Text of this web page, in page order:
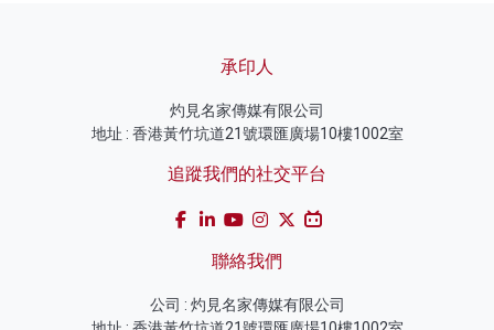
承印人
灼見名家傳媒有限公司
地址 : 香港黃竹坑道21號環匯廣場10樓1002室
追蹤我們的社交平台
聯絡我們
公司 : 灼見名家傳媒有限公司